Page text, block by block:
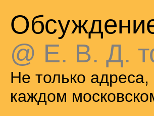
@ Е. В. Д.
Не только
каждом